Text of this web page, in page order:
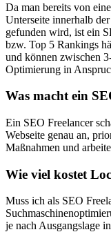
Da man bereits von
Unterseite innerhalb
gefunden wird, ist ein
bzw. Top 5 Rankings
und können zwischen
Optimierung in
Was macht ein
Ein SEO Freelancer
Webseite genau an,
Maßnahmen und
Wie viel kostet
Muss ich als SEO
je nach Ausgangslage